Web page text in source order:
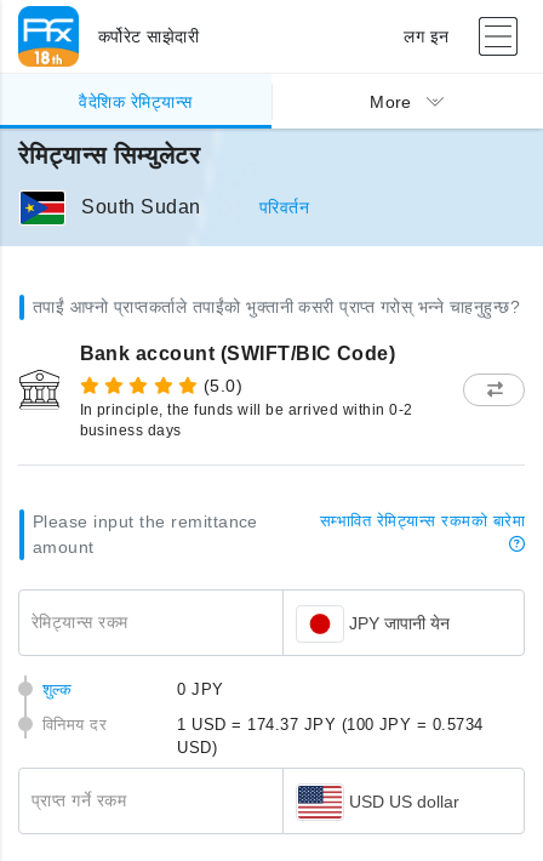
कर्पोरेट साझेदारी लग इन
वैदेशिक रेमिट्यान्स More
रेमिट्यान्स सिम्युलेटर
South Sudan परिवर्तन
तपाईं आफ्नो प्राप्तकर्ताले तपाईंको भुक्तानी कसरी प्राप्त गरोस् भन्ने चाहनुहुन्छ?
Bank account (SWIFT/BIC Code)
(5.0)
In principle, the funds will be arrived within 0-2
business days
Please input the remittance
amount
सम्भावित रेमिट्यान्स रकमको बारेमा
रेमिट्यान्स रकम JPY जापानी येन
शुल्क
0 JPY
विनिमय दर
1 USD = 174.37 JPY (100 JPY = 0.5734
USD)
प्राप्त गर्ने रकम USD US dollar